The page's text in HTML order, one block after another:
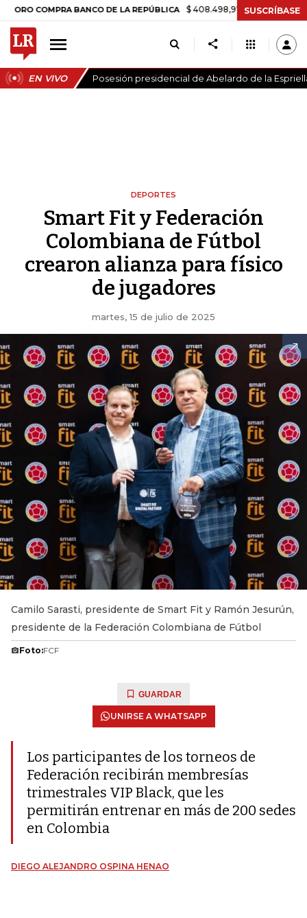
BANCO DE LA REPÚBLICA $ 408.498,97 +$ 8.753,81 +2,19%
SUSCRÍBASE
EN VIVO Posesión presidencial de Abelardo de la
DEPORTES
Smart Fit y Federación
Colombiana de Fútbol
crearon alianza para físico
de jugadores
martes, 15 de julio de 2025
Camilo Sarasti, presidente de Smart Fit y Ramón Jesurún,
presidente de la Federación Colombiana de Fútbol
Foto:FCF
GUARDAR
UNIRSE A WHATSAPP
Los participantes de los torneos de
Federación recibirán membresías
trimestrales VIP Black, que les
permitirán entrenar en más de 200 sedes
en Colombia
DIEGO ALEJANDRO OSPINA HENAO